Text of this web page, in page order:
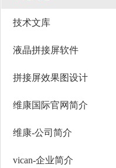
技术文库
液晶拼接屏软件
拼接屏效果图设计
维康国际官网简介
维康-公司简介
vican-企业简介